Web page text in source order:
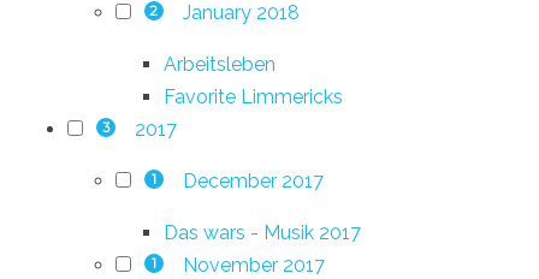
2 January 2018
Arbeitsleben
Favorite Limmericks
3 2017
1 December 2017
Das wars - Musik 2017
1 November 2017